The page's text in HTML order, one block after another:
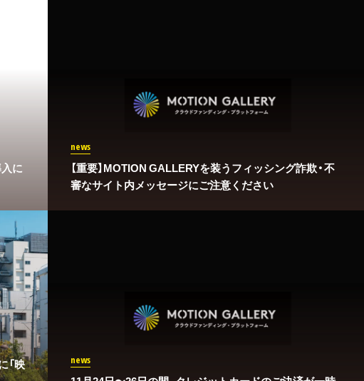
に
news
【重要】MOTION GALLERYを装うフィッシング詐欺・不
審なサイト内メッセージにご注意ください
「映
news